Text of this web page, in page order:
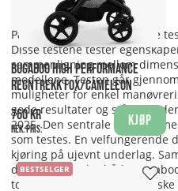
På nett kan du finne utallige
Disse testene tester
sammenligning mellom
modellene. Testen går
muligheter for enkel
gode resultater og står som
2025. Den sentrale detaljen
som testes. En velfungerende
kjøring på ujevnt underlag.
del av testen der både
topplisten. Dette for sine raske
BUGABOO HIGH PERFORMANCE
REGNTREKK FOX/CAMELEON
760 kr
Rek. pris:
Kjøp
BESTSELGER